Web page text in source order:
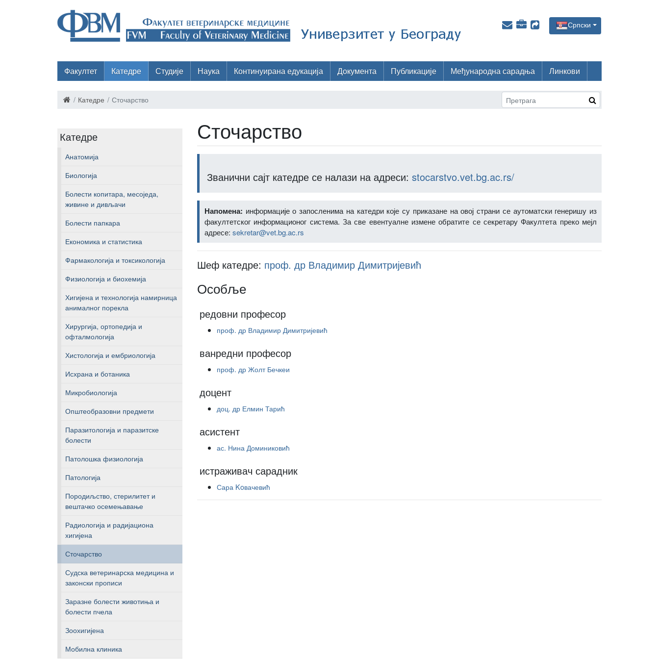
Српски
Факултет Катедре Студије Наука Континуирана едукација Документа Публикације Међународна сарадња Линкови
Катедре Сточарство
Катедре
Анатомија
Биологија
Болести копитара, месоједа,
живине и дивљачи
Болести папкара
Економика и статистика
Фармакологија и токсикологија
Физиологија и биохемија
Хигијена и технологија намирница
анималног порекла
Хирургија, ортопедија и
офталмологија
Хистологија и ембриологија
Исхрана и ботаника
Микробиологија
Општеобразовни предмети
Паразитологија и паразитске
болести
Патолошка физиологија
Патологија
Породиљство, стерилитет и
вештачко осемењавање
Радиологија и радијациона
хигијена
Сточарство
Судска ветеринарска медицина и
законски прописи
Заразне болести животиња и
болести пчела
Зоохигијена
Мобилна клиника
Сточарство
Званични сајт катедре се налази на адреси: stocarstvo.vet.bg.ac.rs/
Напомена: информације о запосленима на катедри које су приказане на овој страни се аутоматски генеришу из
факултетског информационог система. За све евентуалне измене обратите се секретару Факултета преко мејл
адресе: sekretar@vet.bg.ac.rs
Шеф катедре: проф. др Владимир Димитријевић
Особље
редовни професор
проф. др Владимир Димитријевић
ванредни професор
проф. др Жолт Бечкеи
доцент
доц. др Елмин Тарић
асистент
ас. Нина Доминиковић
истраживач сарадник
Сара Koвачевић